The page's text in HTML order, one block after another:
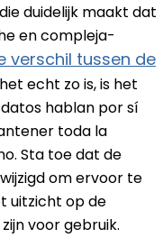
duidelijk maakt dat
en compleja-
verschil tussen de
echt zo is, is het
hablan por sí
toda la
Sta toe dat de
om ervoor te
uitzicht op de
voor gebruik.